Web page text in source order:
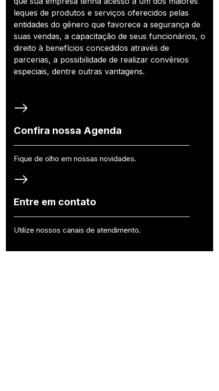
leques de produtos e serviços oferecidos pelas
entidades do gênero que favorece a segurança de
suas vendas, a capacitação de seus funcionários, o
direito à benefícios concedidos através de
parcerias, a possibilidade de realizar convênios
especiais, dentre outras vantagens.
Confira nossa Agenda
Fique de olho em nossas novidades.
Entre em contato
Utilize nossos canais de atendimento.